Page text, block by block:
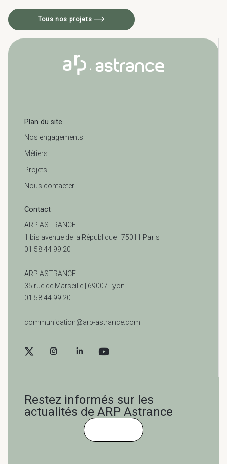
Tous nos projets
Plan du site
Nos engagements
Métiers
Projets
Nous contacter
Contact
ARP ASTRANCE
1 bis avenue de la République | 75011 Paris
01 58 44 99 20
ARP ASTRANCE
35 rue de Marseille | 69007 Lyon
01 58 44 99 20
communication@arp-astrance.com
Restez informés sur les
actualités de ARP Astrance